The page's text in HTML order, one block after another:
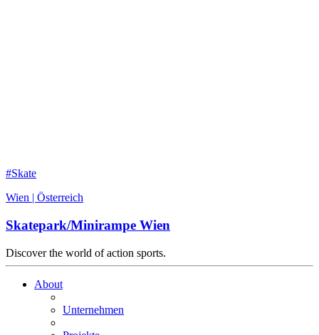
#Skate
Wien | Österreich
Skatepark/Minirampe Wien
Discover the world of action sports.
About
Unternehmen